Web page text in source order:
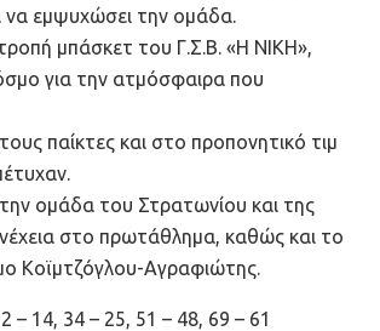
να εμψυχώσει την ομάδα.
μπάσκετ του Γ.Σ.Β. «Η ΝΙΚΗ»,
για την ατμόσφαιρα που
παίκτες και στο προπονητικό τιμ
την ομάδα του Στρατωνίου και της
στο πρωτάθλημα, καθώς και το
Κοϊμτζόγλου-Αγραφιώτης.
– 14, 34 – 25, 51 – 48, 69 – 61